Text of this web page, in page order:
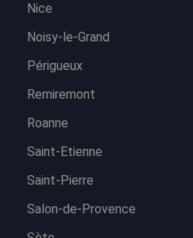
Nice
Noisy-le-Grand
Périgueux
Remiremont
Roanne
Saint-Etienne
Saint-Pierre
Salon-de-Provence